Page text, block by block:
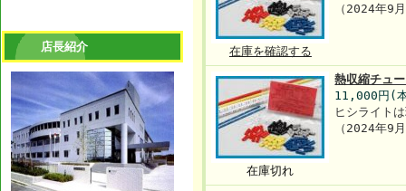
店長紹介 在庫を確認する
（2024年9
在庫切れ
熱収縮チュ
11,000円(
ヒシライト
（2024年9